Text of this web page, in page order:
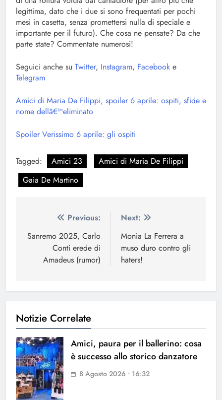
legittima, dato che i due si sono frequentati per pochi
mesi in casetta, senza promettersi nulla di speciale e
importante per il futuro). Che cosa ne pensate? Da che
parte state? Commentate numerosi!
Seguici anche su Twitter, Instagram, Facebook e
Telegram
Amici di Maria De Filippi, spoiler 6 aprile: ospiti, sfide e
nome dellâ€™eliminato
Spoiler Verissimo 6 aprile: gli ospiti
Tagged: Amici 23
Amici di Maria De Filippi
Gaia De Martino
Navigazione
articoli
Previous:
Sanremo 2025, Carlo
Conti erede di
Amadeus (rumor)
Next:
Monia La Ferrera a
muso duro contro gli
haters!
Notizie Correlate
Amici, paura per il ballerino: cosa
è successo allo storico danzatore
8 Agosto 2026 • 16:32